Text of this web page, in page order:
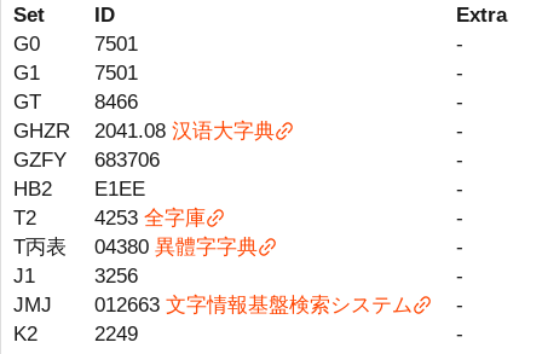
Set ID
Extra
G0
7501
-
G1
7501
-
GT
8466
-
GHZR
2041.08 汉语大字典
-
GZFY
683706
-
HB2
E1EE
-
T2
4253 全字庫
-
T丙表
04380 異體字字典
-
J1
3256
-
JMJ
012663 文字情報基盤検索システム
-
K2
2249 -